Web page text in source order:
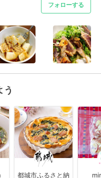
フォローする
う
都城市ふるさと納